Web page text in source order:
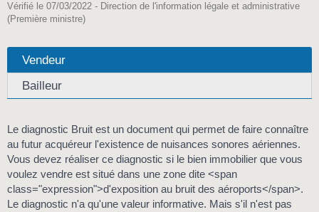
Vérifié le 07/03/2022 - Direction de l'information légale et administrative
(Première ministre)
Vendeur
Bailleur
Le diagnostic Bruit est un document qui permet de faire connaître
au futur acquéreur l'existence de nuisances sonores aériennes.
Vous devez réaliser ce diagnostic si le bien immobilier que vous
voulez vendre est situé dans une zone dite <span
class="expression">d'exposition au bruit des aéroports</span>.
Le diagnostic n'a qu'une valeur informative. Mais s'il n'est pas